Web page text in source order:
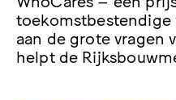
aan de grote vragen
helpt de